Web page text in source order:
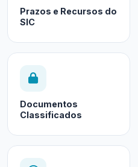
Prazos e Recursos do
SIC
Documentos
Classificados